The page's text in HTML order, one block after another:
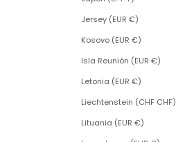
Jersey (EUR €)
Kosovo (EUR €)
Isla Reunión (EUR €)
Letonia (EUR €)
Liechtenstein (CHF CHF)
Lituania (EUR €)